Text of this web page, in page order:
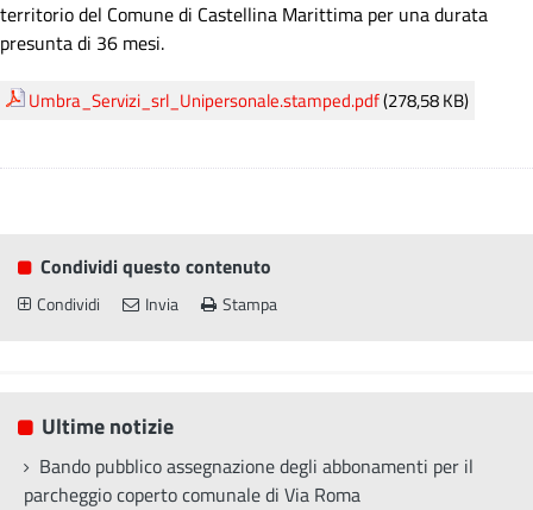
territorio del Comune di Castellina Marittima per una durata
presunta di 36 mesi.
Umbra_Servizi_srl_Unipersonale.stamped.pdf(278,58 KB)
Condividi questo contenuto
Condividi Invia Stampa
Ultime notizie
Bando pubblico assegnazione degli abbonamenti per il
parcheggio coperto comunale di Via Roma